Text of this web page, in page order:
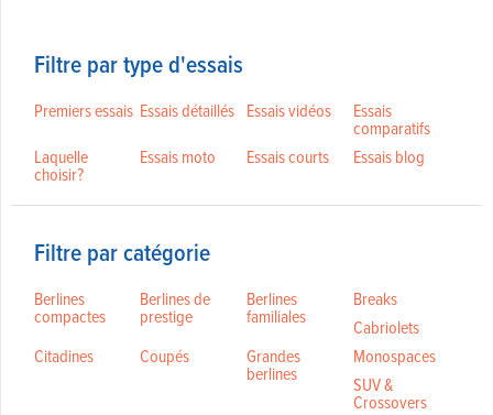
Filtre par type d'essais
Premiers essais Essais détaillés Essais vidéos Essais
comparatifs
Laquelle
choisir?
Essais moto Essais courts Essais blog
Filtre par catégorie
Berlines
compactes
Berlines de
prestige
Berlines
familiales
Breaks
Cabriolets
Citadines
Coupés Grandes
berlines
Monospaces
SUV &
Crossovers